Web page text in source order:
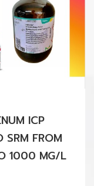
ICP
SRM FROM
1000 MG/L